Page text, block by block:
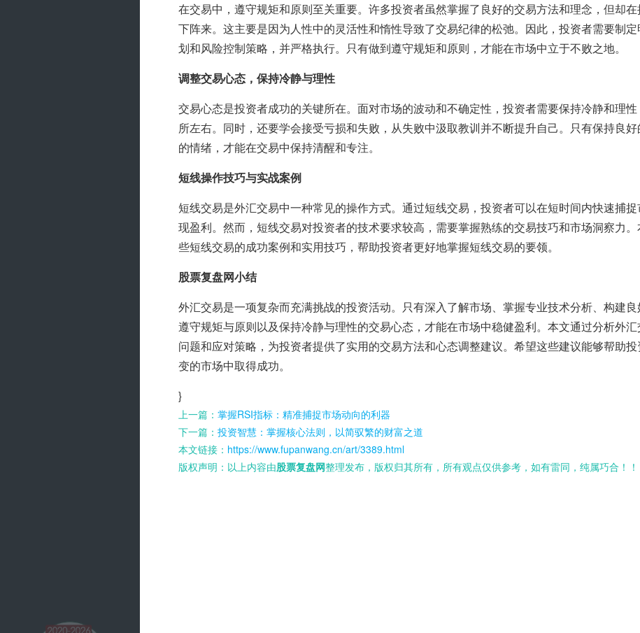
在交易中，遵守规矩和原则至关重要。许多投资者虽然掌握了良好的交易方法和理念，但却
下阵来。这主要是因为人性中的灵活性和惰性导致了交易纪律的松弛。因此，投资者需要制
划和风险控制策略，并严格执行。只有做到遵守规矩和原则，才能在市场中立于不败之地。
调整交易心态，保持冷静与理性
交易心态是投资者成功的关键所在。面对市场的波动和不确定性，投资者需要保持冷静和理
所左右。同时，还要学会接受亏损和失败，从失败中汲取教训并不断提升自己。只有保持良
的情绪，才能在交易中保持清醒和专注。
短线操作技巧与实战案例
短线交易是外汇交易中一种常见的操作方式。通过短线交易，投资者可以在短时间内快速捕
现盈利。然而，短线交易对投资者的技术要求较高，需要掌握熟练的交易技巧和市场洞察力
些短线交易的成功案例和实用技巧，帮助投资者更好地掌握短线交易的要领。
股票复盘网小结
外汇交易是一项复杂而充满挑战的投资活动。只有深入了解市场、掌握专业技术分析、构建良
遵守规矩与原则以及保持冷静与理性的交易心态，才能在市场中稳健盈利。本文通过分析外
问题和应对策略，为投资者提供了实用的交易方法和心态调整建议。希望这些建议能够帮助
变的市场中取得成功。
}
上一篇： 掌握RSI指标：精准捕捉市场动向的利器
下一篇： 投资智慧：掌握核心法则，以简驭繁的财富之道
本文链接： https://www.fupanwang.cn/art/3389.html
版权声明：以上内容由股票复盘网整理发布，版权归其所有，所有观点仅供参考，如有雷同，纯属巧合！！